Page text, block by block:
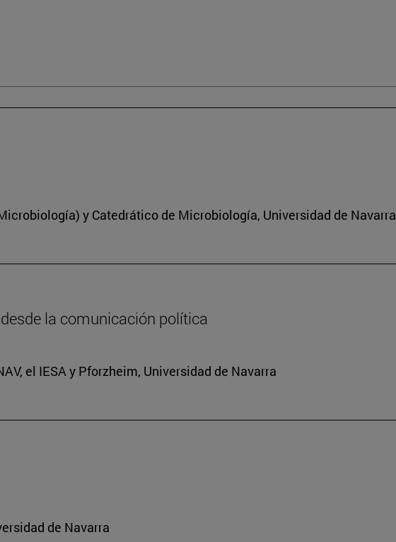
y Catedrático de Microbiología, Universidad de Navarra
la comunicación política
el IESA y Pforzheim, Universidad de Navarra
de Navarra